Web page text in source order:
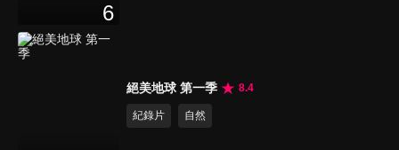
6
絕美地球 第一季 8.4
紀錄片 自然